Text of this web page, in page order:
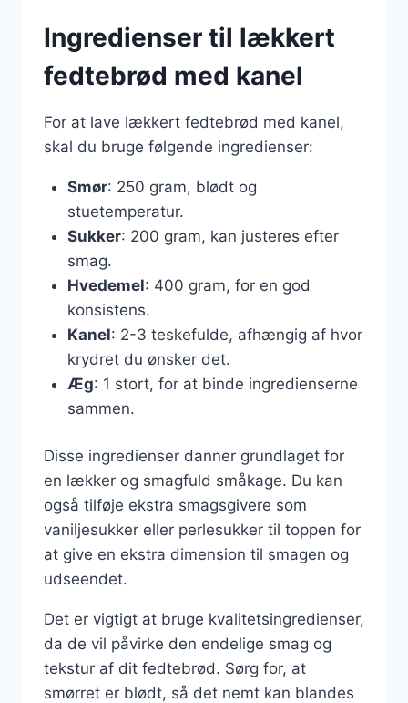
Ingredienser til lækkert
fedtebrød med kanel
For at lave lækkert fedtebrød med kanel,
skal du bruge følgende ingredienser:
Smør: 250 gram, blødt og
stuetemperatur.
Sukker: 200 gram, kan justeres efter
smag.
Hvedemel: 400 gram, for en god
konsistens.
Kanel: 2-3 teskefulde, afhængig af hvor
krydret du ønsker det.
Æg: 1 stort, for at binde ingredienserne
sammen.
Disse ingredienser danner grundlaget for
en lækker og smagfuld småkage. Du kan
også tilføje ekstra smagsgivere som
vaniljesukker eller perlesukker til toppen for
at give en ekstra dimension til smagen og
udseendet.
Det er vigtigt at bruge kvalitetsingredienser,
da de vil påvirke den endelige smag og
tekstur af dit fedtebrød. Sørg for, at
smørret er blødt, så det nemt kan blandes